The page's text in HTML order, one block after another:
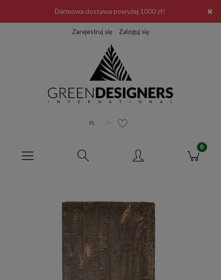
Darmowa dostawa powyżej 1000 zł!
Zarejestruj się Zaloguj się